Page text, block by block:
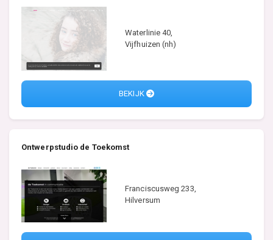
Waterlinie 40,
Vijfhuizen (nh)
BEKIJK
Ontwerpstudio de Toekomst
Franciscusweg 233,
Hilversum